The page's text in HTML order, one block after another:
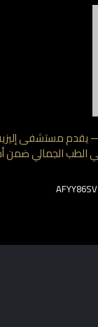
مستشفى إليزيه
الجمالي ضمن